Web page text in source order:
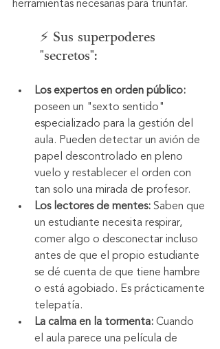
herramientas necesarias para triunfar.
⚡ Sus superpoderes
"secretos":
Los expertos en orden público:
poseen un "sexto sentido"
especializado para la gestión del
aula. Pueden detectar un avión de
papel descontrolado en pleno
vuelo y restablecer el orden con
tan solo una mirada de profesor.
Los lectores de mentes: Saben que
un estudiante necesita respirar,
comer algo o desconectar incluso
antes de que el propio estudiante
se dé cuenta de que tiene hambre
o está agobiado. Es prácticamente
telepatía.
La calma en la tormenta: Cuando
el aula parece una película de